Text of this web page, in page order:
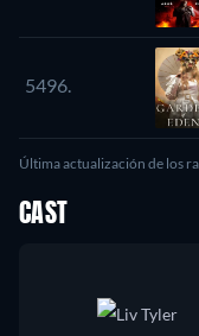
5496.
Última actualización de los
CAST